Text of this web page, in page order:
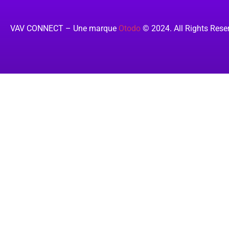
VAV CONNECT – Une marque Otodo © 2024. All Rights